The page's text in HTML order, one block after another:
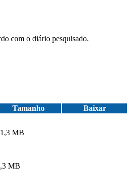
com o diário pesquisado.
Tamanho Baixar
MB
MB